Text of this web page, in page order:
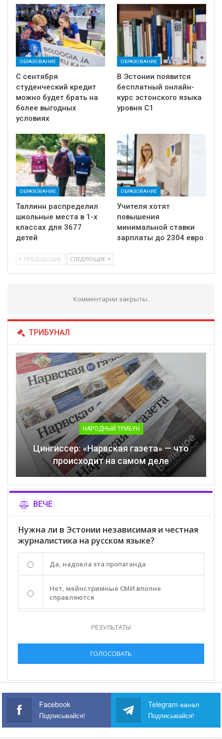
ОБРАЗОВАНИЕ
С сентября
студенческий кредит
можно будет брать на
более выгодных
условиях
ОБРАЗОВАНИЕ
В Эстонии появится
бесплатный онлайн-
курс эстонского языка
уровня C1
ОБРАЗОВАНИЕ
Таллинн распределил
школьные места в 1-х
классах для 3677
детей
ОБРАЗОВАНИЕ
Учителя хотят
повышения
минимальной ставки
зарплаты до 2304 евро
ПРЕДЫДУЩИЕ СЛЕДУЮЩИЕ
Комментарии закрыты.
ТРИБУНАЛ
НАРОДНЫЙ ТРИБУН
Цингиссер: «Нарвская газета» — что
происходит на самом деле
ВЕЧЕ
Нужна ли в Эстонии независимая и честная
журналистика на русском языке?
Да, надоела эта пропаганда
Нет, мейнстримные СМИ вполне
справляются
РЕЗУЛЬТАТЫ
ГОЛОСОВАТЬ
Facebook
Подписывайся!
Telegram-канал
Подписывайся!